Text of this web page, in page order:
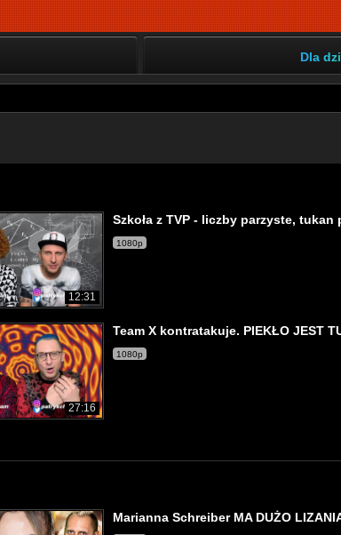
Dla
12:31
Szkoła z TVP - liczby parzyste,
1080p
27:16
Team X kontratakuje. PIEKŁO JEST
1080p
Marianna Schreiber MA DUŻO